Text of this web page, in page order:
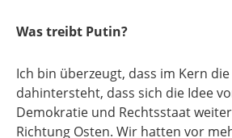
Was treibt Putin?
Ich bin überzeugt, dass im Kern
dahintersteht, dass sich die Idee
Demokratie und Rechtsstaat
Richtung Osten. Wir hatten vor